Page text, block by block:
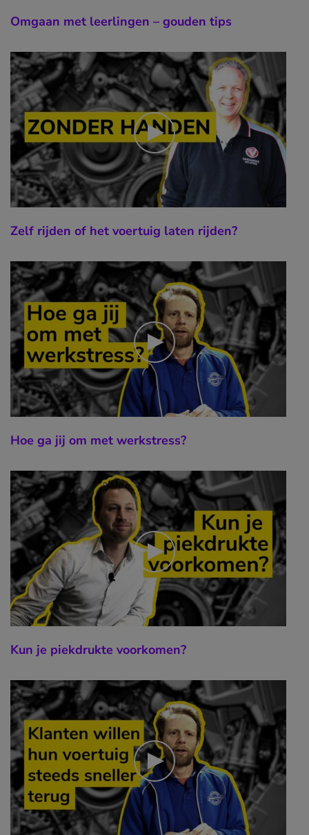
Omgaan met leerlingen – gouden tips
Zelf rijden of het voertuig laten rijden?
Hoe ga jij om met werkstress?
Kun je piekdrukte voorkomen?